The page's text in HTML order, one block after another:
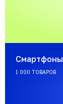
Смартфоны
1 000 ТОВАРОВ